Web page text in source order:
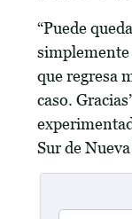
“Puede
simplemente
que regresa
caso.
Sur de